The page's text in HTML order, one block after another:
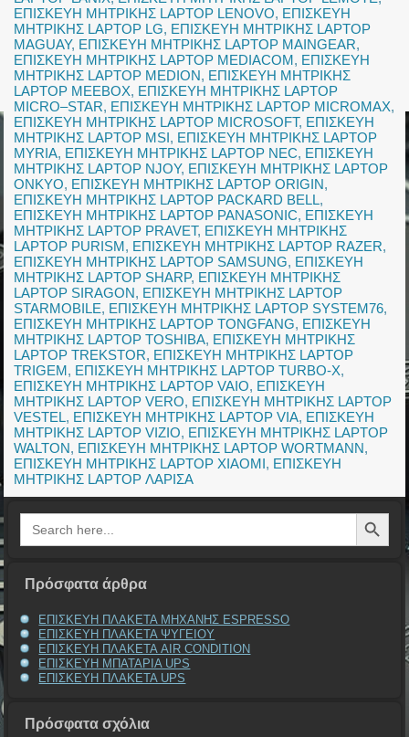
ΕΠΙΣΚΕΥΗ ΜΗΤΡΙΚΗΣ LAPTOP LENOVO, ΕΠΙΣΚΕΥΗ
ΜΗΤΡΙΚΗΣ LAPTOP LG, ΕΠΙΣΚΕΥΗ ΜΗΤΡΙΚΗΣ LAPTOP
MAGUAY, ΕΠΙΣΚΕΥΗ ΜΗΤΡΙΚΗΣ LAPTOP MAINGEAR,
ΕΠΙΣΚΕΥΗ ΜΗΤΡΙΚΗΣ LAPTOP MEDIACOM, ΕΠΙΣΚΕΥΗ
ΜΗΤΡΙΚΗΣ LAPTOP MEDION, ΕΠΙΣΚΕΥΗ ΜΗΤΡΙΚΗΣ
LAPTOP MEEBOX, ΕΠΙΣΚΕΥΗ ΜΗΤΡΙΚΗΣ LAPTOP
MICRO–STAR, ΕΠΙΣΚΕΥΗ ΜΗΤΡΙΚΗΣ LAPTOP MICROMAX,
ΕΠΙΣΚΕΥΗ ΜΗΤΡΙΚΗΣ LAPTOP MICROSOFT, ΕΠΙΣΚΕΥΗ
ΜΗΤΡΙΚΗΣ LAPTOP MSI, ΕΠΙΣΚΕΥΗ ΜΗΤΡΙΚΗΣ LAPTOP
MYRIA, ΕΠΙΣΚΕΥΗ ΜΗΤΡΙΚΗΣ LAPTOP NEC, ΕΠΙΣΚΕΥΗ
ΜΗΤΡΙΚΗΣ LAPTOP NJOY, ΕΠΙΣΚΕΥΗ ΜΗΤΡΙΚΗΣ LAPTOP
ONKYO, ΕΠΙΣΚΕΥΗ ΜΗΤΡΙΚΗΣ LAPTOP ORIGIN,
ΕΠΙΣΚΕΥΗ ΜΗΤΡΙΚΗΣ LAPTOP PACKARD BELL,
ΕΠΙΣΚΕΥΗ ΜΗΤΡΙΚΗΣ LAPTOP PANASONIC, ΕΠΙΣΚΕΥΗ
ΜΗΤΡΙΚΗΣ LAPTOP PRAVET, ΕΠΙΣΚΕΥΗ ΜΗΤΡΙΚΗΣ
LAPTOP PURISM, ΕΠΙΣΚΕΥΗ ΜΗΤΡΙΚΗΣ LAPTOP RAZER,
ΕΠΙΣΚΕΥΗ ΜΗΤΡΙΚΗΣ LAPTOP SAMSUNG, ΕΠΙΣΚΕΥΗ
ΜΗΤΡΙΚΗΣ LAPTOP SHARP, ΕΠΙΣΚΕΥΗ ΜΗΤΡΙΚΗΣ
LAPTOP SIRAGON, ΕΠΙΣΚΕΥΗ ΜΗΤΡΙΚΗΣ LAPTOP
STARMOBILE, ΕΠΙΣΚΕΥΗ ΜΗΤΡΙΚΗΣ LAPTOP SYSTEM76,
ΕΠΙΣΚΕΥΗ ΜΗΤΡΙΚΗΣ LAPTOP TONGFANG, ΕΠΙΣΚΕΥΗ
ΜΗΤΡΙΚΗΣ LAPTOP TOSHIBA, ΕΠΙΣΚΕΥΗ ΜΗΤΡΙΚΗΣ
LAPTOP TREKSTOR, ΕΠΙΣΚΕΥΗ ΜΗΤΡΙΚΗΣ LAPTOP
TRIGEM, ΕΠΙΣΚΕΥΗ ΜΗΤΡΙΚΗΣ LAPTOP TURBO-X,
ΕΠΙΣΚΕΥΗ ΜΗΤΡΙΚΗΣ LAPTOP VAIO, ΕΠΙΣΚΕΥΗ
ΜΗΤΡΙΚΗΣ LAPTOP VERO, ΕΠΙΣΚΕΥΗ ΜΗΤΡΙΚΗΣ LAPTOP
VESTEL, ΕΠΙΣΚΕΥΗ ΜΗΤΡΙΚΗΣ LAPTOP VIA, ΕΠΙΣΚΕΥΗ
ΜΗΤΡΙΚΗΣ LAPTOP VIZIO, ΕΠΙΣΚΕΥΗ ΜΗΤΡΙΚΗΣ LAPTOP
WALTON, ΕΠΙΣΚΕΥΗ ΜΗΤΡΙΚΗΣ LAPTOP WORTMANN,
ΕΠΙΣΚΕΥΗ ΜΗΤΡΙΚΗΣ LAPTOP XIAOMI, ΕΠΙΣΚΕΥΗ
ΜΗΤΡΙΚΗΣ LAPTOP ΛΑΡΙΣΑ
Search
for:
Search Button
Πρόσφατα άρθρα
ΕΠΙΣΚΕΥΗ ΠΛΑΚΕΤΑ ΜΗΧΑΝΗΣ ESPRESSO
ΕΠΙΣΚΕΥΗ ΠΛΑΚΕΤΑ ΨΥΓΕΙΟΥ
ΕΠΙΣΚΕΥΗ ΠΛΑΚΕΤΑ AIR CONDITION
ΕΠΙΣΚΕΥΗ ΜΠΑΤΑΡΙΑ UPS
ΕΠΙΣΚΕΥΗ ΠΛΑΚΕΤΑ UPS
Πρόσφατα σχόλια